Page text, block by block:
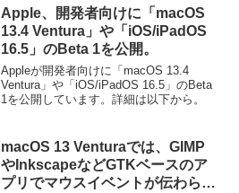
価格で販売されています...
Apple、開発者向けに「macOS
13.4 Ventura」や「iOS/iPadOS
16.5」のBeta 1を公開。
Appleが開発者向けに「macOS 13.4
Ventura」や「iOS/iPadOS 16.5」のBeta
1を公開しています。詳細は以下から。
macOS 13 Venturaでは、GIMP
やInkscapeなどGTKベースのア
プリでマウスイベントが伝わらな